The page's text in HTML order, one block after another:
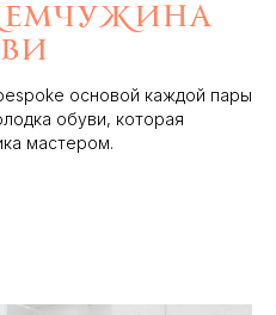
основой каждой пары
обуви, которая
мастером.